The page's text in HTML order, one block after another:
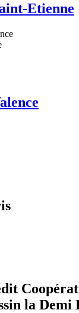
Etienne
la Demi